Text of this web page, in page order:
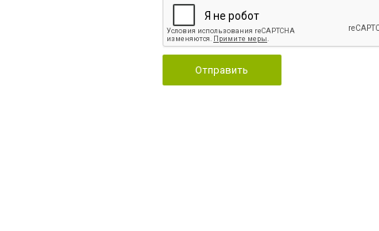
Отправить